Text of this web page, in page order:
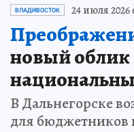
ВЛАДИВОСТОК 24 июля 2026
новый облик
В Дальнегорске
для бюджетников